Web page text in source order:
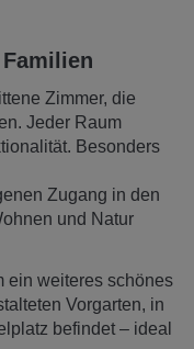
Zimmer, die
Jeder Raum
Besonders
Zugang in den
und Natur
ein weiteres schönes
Vorgarten, in
befindet – ideal